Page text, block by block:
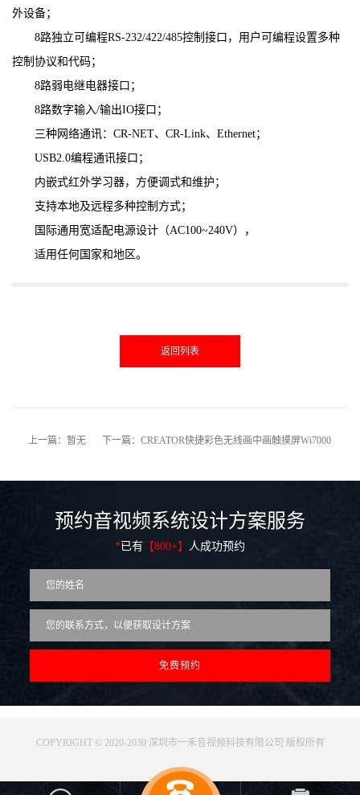
外设备；
8路独立可编程RS-232/422/485控制接口，用户可编程设置多种
控制协议和代码；
8路弱电继电器接口；
8路数字输入/输出IO接口；
三种网络通讯：CR-NET、CR-Link、Ethernet；
USB2.0编程通讯接口；
内嵌式红外学习器，方便调式和维护；
支持本地及远程多种控制方式；
国际通用宽适配电源设计（AC100~240V），
适用任何国家和地区。
返回列表
上一篇：暂无 下一篇：CREATOR快捷彩色无线画中画触摸屏Wi7000
预约音视频系统设计方案服务
*已有 【800+】 人成功预约
COPYRIGHT © 2020-2030 深圳市一禾音视频科技有限公司 版权所有